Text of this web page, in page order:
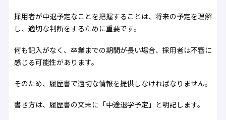
採用者が中退予定なことを把握することは、将来の予定を理解
し、適切な判断をするために重要です。
何も記入がなく、卒業までの期間が長い場合、採用者は不審に
感じる可能性があります。
そのため、履歴書で適切な情報を提供しなければなりません。
書き方は、履歴書の文末に「中途退学予定」と明記します。